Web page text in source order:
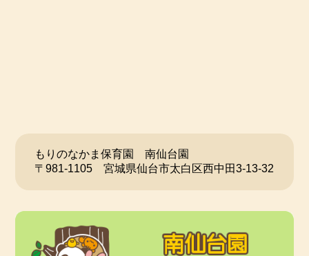
もりのなかま保育園 南仙台園
〒981-1105 宮城県仙台市太白区西中田3-13-32